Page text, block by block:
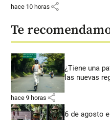
hace 10 horas share
Te
¿Tiene una
las nuevas
hace 9 horas share
6 de agosto